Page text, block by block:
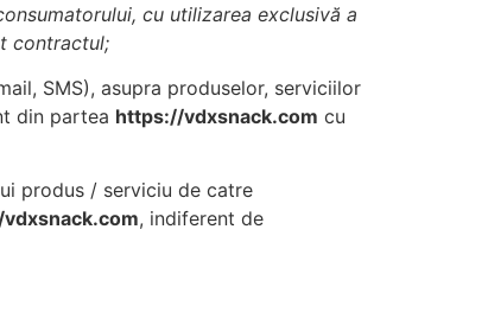
cu utilizarea exclusivă a
contractul;
SMS), asupra produselor, serviciilor
din partea https://vdxsnack.com cu
produs / serviciu de catre
, indiferent de